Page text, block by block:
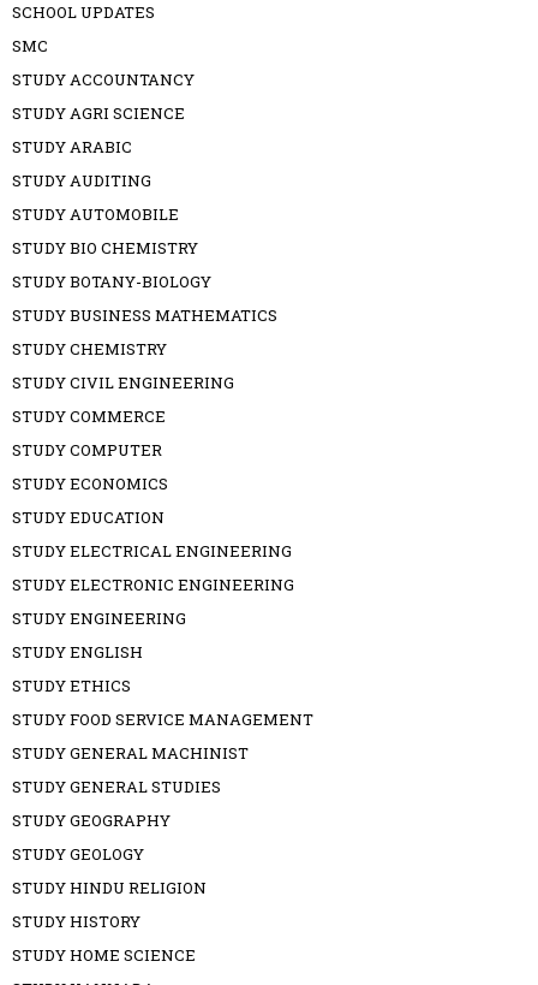
SCHOOL UPDATES
SMC
STUDY ACCOUNTANCY
STUDY AGRI SCIENCE
STUDY ARABIC
STUDY AUDITING
STUDY AUTOMOBILE
STUDY BIO CHEMISTRY
STUDY BOTANY-BIOLOGY
STUDY BUSINESS MATHEMATICS
STUDY CHEMISTRY
STUDY CIVIL ENGINEERING
STUDY COMMERCE
STUDY COMPUTER
STUDY ECONOMICS
STUDY EDUCATION
STUDY ELECTRICAL ENGINEERING
STUDY ELECTRONIC ENGINEERING
STUDY ENGINEERING
STUDY ENGLISH
STUDY ETHICS
STUDY FOOD SERVICE MANAGEMENT
STUDY GENERAL MACHINIST
STUDY GENERAL STUDIES
STUDY GEOGRAPHY
STUDY GEOLOGY
STUDY HINDU RELIGION
STUDY HISTORY
STUDY HOME SCIENCE